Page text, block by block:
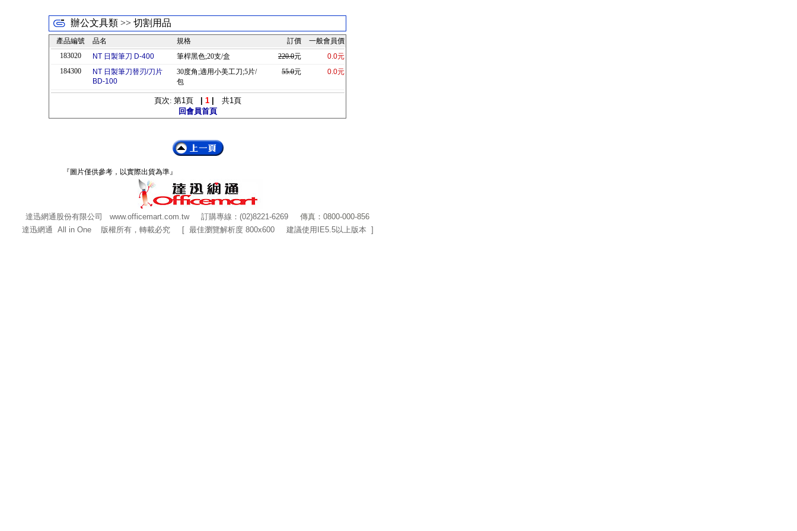
辦公文具類 >> 切割用品
產品編號 品名 規格 訂價
一般會員價
183020
NT 日製筆刀 D-400 筆桿黑色;20支/盒 220.0元
0.0元
184300
NT 日製筆刀替刃/刀片
BD-100
30度角;適用小美工刀;5片/
包
55.0元 0.0元
頁次: 第1頁 1| 共1頁
回會員首頁
『圖片僅供參考，以實際出貨為準』
達迅網通股份有限公司 www.officemart.com.tw訂購專線：(02)8221-6269
傳真：0800-000-856
達迅網通 All in One 版權所有，轉載必究 [ 最佳瀏覽解析度 800x600 建議使用IE5.5以上版本 ]